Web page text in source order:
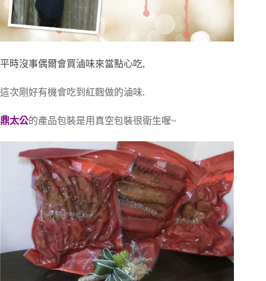
平時沒事偶爾會買滷味來當點心吃,
這次剛好有機會吃到紅麴做的滷味.
鼎太公的產品包裝是用真空包裝很衛生喔~